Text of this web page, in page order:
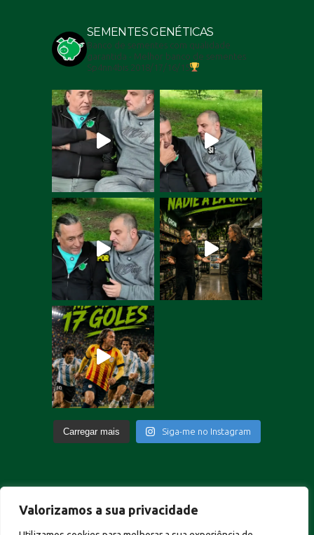
Valorizamos a sua privacidade
SEMENTES GENÉTICAS
Banco de sementes com qualidade
garantida - Melhor banco de sementes
Sp4nn4bis 2018/17/16/15
Carregar mais Siga-me no Instagram